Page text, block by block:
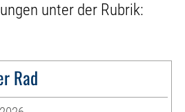
unter der Rubrik:
Rad